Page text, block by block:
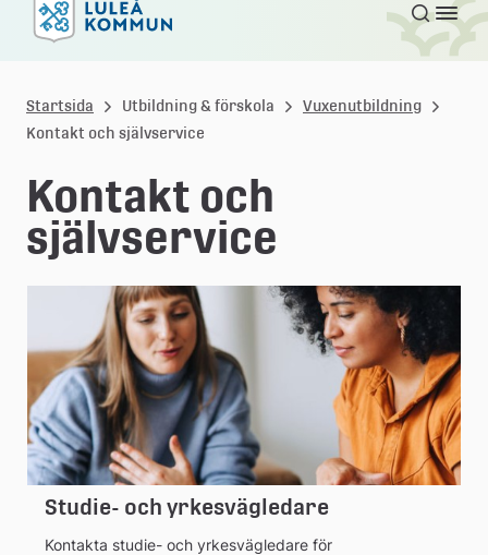
Gå till innehållet
u
l
e
å
k
m
m
u
n
Startsida Utbildning & förskola
Vuxenutbildning
Kontakt och självservice
Kontakt och
självservice
Studie- och yrkesvägledare
Kontakta studie- och yrkesvägledare för